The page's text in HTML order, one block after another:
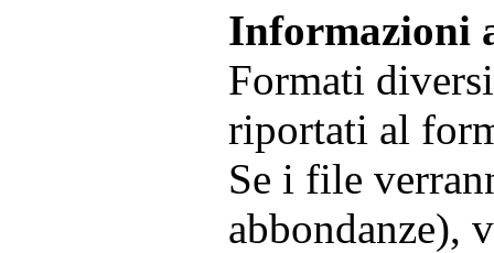
Informazioni
Formati
riportati al
Se i file
abbondanze),